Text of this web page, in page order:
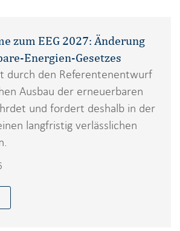
zum EEG 2027: Änderung
Energien-Gesetzes
durch den Referentenentwurf
Ausbau der erneuerbaren
und fordert deshalb in der
langfristig verlässlichen